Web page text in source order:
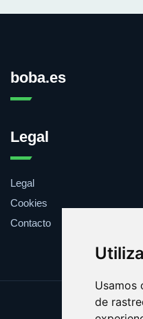
Usamos
de
boba.es
Legal
Legal
Cookies
Contacto
Update